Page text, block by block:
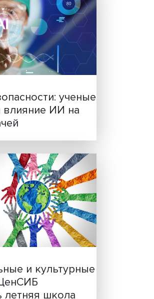
Новые инвестиции:
семей становится частью
бизнес-стратегий
Иллюзия безопасности:
решения врачей